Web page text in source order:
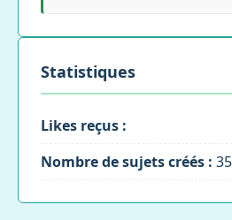
Statistiques
Likes reçus :
Nombre de sujets créés : 35